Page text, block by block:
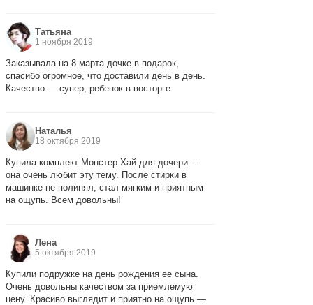
Татьяна
1 ноября 2019
Заказывала на 8 марта дочке в подарок,
спасибо огромное, что доставили день в день.
Качество — супер, ребенок в восторге.
Наталья
18 октября 2019
Купила комплект Монстер Хай для дочери —
она очень любит эту тему. После стирки в
машинке не полинял, стал мягким и приятным
на ощупь. Всем довольны!
Лена
5 октября 2019
Купили подружке на день рождения ее сына.
Очень довольны качеством за приемлемую
цену. Красиво выглядит и приятно на ощупь —